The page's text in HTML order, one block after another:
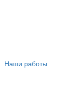
Наши работы